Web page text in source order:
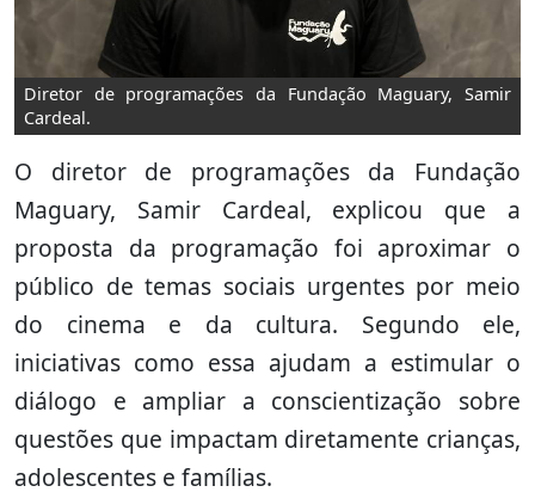
Diretor de programações da Fundação Maguary, Samir
Cardeal.
O diretor de programações da Fundação
Maguary, Samir Cardeal, explicou que a
proposta da programação foi aproximar o
público de temas sociais urgentes por meio
do cinema e da cultura. Segundo ele,
iniciativas como essa ajudam a estimular o
diálogo e ampliar a conscientização sobre
questões que impactam diretamente crianças,
adolescentes e famílias.